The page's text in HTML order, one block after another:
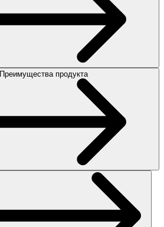
Преимущества продукта